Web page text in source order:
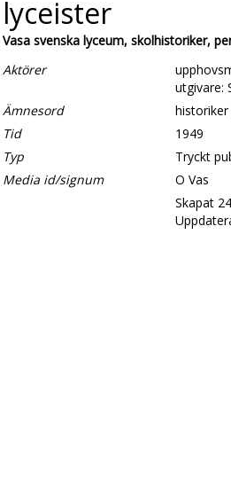
lyceister
Vasa svenska lyceum, skolhistoriker,
Aktörer
utgivare:
Ämnesord
Tid
1949
Typ
Tryckt
Media id/signum
O Vas
Skapat